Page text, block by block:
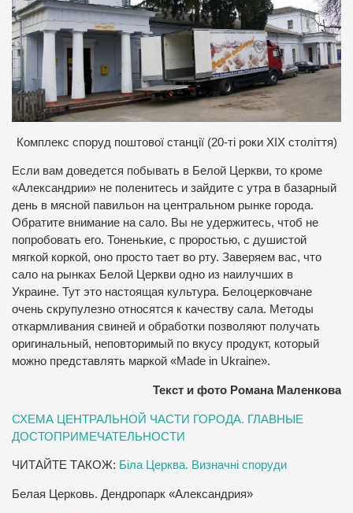
Комплекс споруд поштової станції (20-ті роки ХІХ століття)
Если вам доведется побывать в Белой Церкви, то кроме
«Александрии» не поленитесь и зайдите с утра в базарный
день в мясной павильон на центральном рынке города.
Обратите внимание на сало. Вы не удержитесь, чтоб не
попробовать его. Тоненькие, с проростью, с душистой
мягкой коркой, оно просто тает во рту. Заверяем вас, что
сало на рынках Белой Церкви одно из наилучших в
Украине. Тут это настоящая культура. Белоцерковчане
очень скрупулезно относятся к качеству сала. Методы
откармливания свиней и обработки позволяют получать
оригинальный, неповторимый по вкусу продукт, который
можно представлять маркой «Made in Ukraine».
Текст и фото Романа Маленкова
СХЕМА ЦЕНТРАЛЬНОЙ ЧАСТИ ГОРОДА. ГЛАВНЫЕ
ДОСТОПРИМЕЧАТЕЛЬНОСТИ
ЧИТАЙТЕ ТАКОЖ: Біла Церква. Визначні споруди
Белая Церковь. Дендропарк «Александрия»